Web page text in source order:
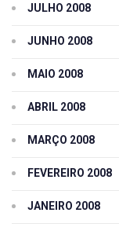
JULHO 2008
JUNHO 2008
MAIO 2008
ABRIL 2008
MARÇO 2008
FEVEREIRO 2008
JANEIRO 2008